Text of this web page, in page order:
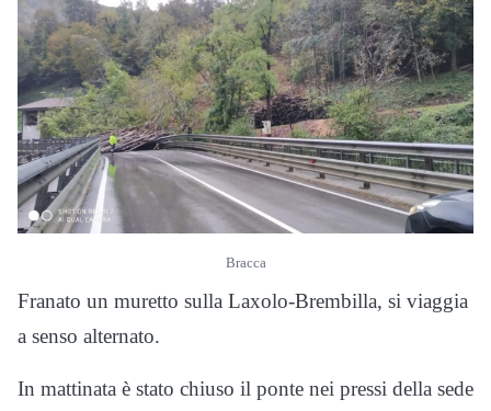
Bracca
Franato un muretto sulla Laxolo-Brembilla, si viaggia
a senso alternato.
In mattinata è stato chiuso il ponte nei pressi della sede